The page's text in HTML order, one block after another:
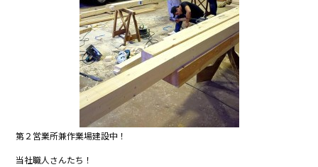
第２営業所兼作業場建設中！
当社職人さんたち！